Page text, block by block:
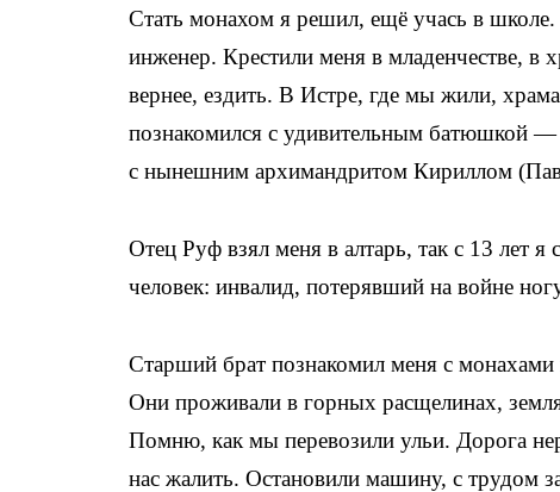
Стать монахом я решил, ещё учась в
инженер. Крестили меня в младенчестве, в
вернее, ездить. В Истре, где мы жили,
познакомился с удивительным батюшкой
с нынешним архимандритом Кириллом
Отец Руф взял меня в алтарь, так с 13 лет
человек: инвалид, потерявший на вой­не
Старший брат познакомил меня с
Они проживали в горных расщелинах,
Помню, как мы перевозили ульи. Дорога
нас жалить. Остановили машину, с трудом